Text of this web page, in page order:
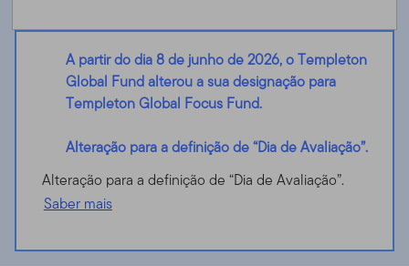
A partir do dia 8 de junho de 2026, o Templeton
Global Fund alterou a sua designação para
Templeton Global Focus Fund.
Alteração para a definição de “Dia de Avaliação”.
Alteração para a definição de “Dia de Avaliação”.
Saber mais
LU0152908116